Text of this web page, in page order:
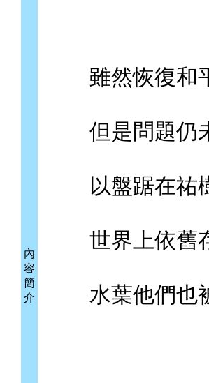
內
容
簡
介
雖然恢復和
但是問題仍
以盤踞在祐
世界上依舊存
水葉他們也被